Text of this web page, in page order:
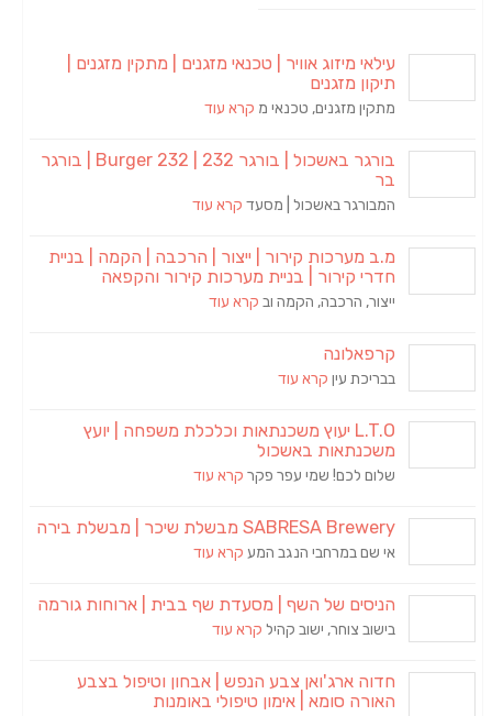
עילאי מיזוג אוויר | טכנאי מזגנים | מתקין מזגנים |
תיקון מזגנים
מתקין מזגנים, טכנאי מ קרא עוד
בורגר באשכול | בורגר 232 | Burger 232 | בורגר
בר
המבורגר באשכול | מסעד קרא עוד
מ.ב מערכות קירור | ייצור | הרכבה | הקמה | בניית
חדרי קירור | בניית מערכות קירור והקפאה
ייצור, הרכבה, הקמה וב קרא עוד
קרפאלונה
בבריכת עין קרא עוד
L.T.O יעוץ משכנתאות וכלכלת משפחה | יועץ
משכנתאות באשכול
שלום לכם! שמי עפר פקר קרא עוד
SABRESA Brewery מבשלת שיכר | מבשלת בירה
אי שם במרחבי הנגב המע קרא עוד
הניסים של השף | מסעדת שף בבית | ארוחות גורמה
בישוב צוחר, ישוב קהיל קרא עוד
חדוה ארג'ואן צבע הנפש | אבחון וטיפול בצבע
האורה סומא | אימון טיפולי באומנות